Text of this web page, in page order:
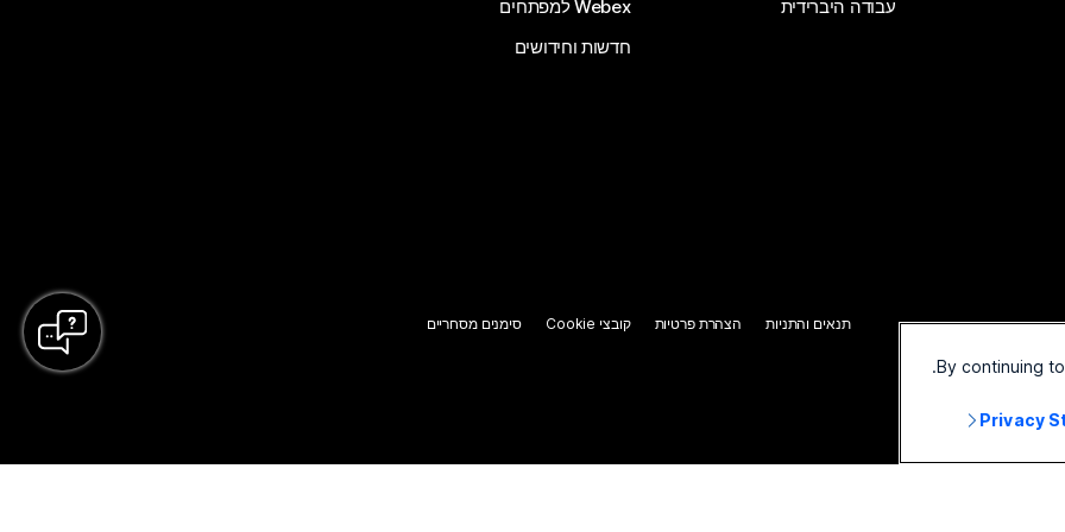
עבודה היברידית
Webex למפתחים
חדשות וחידושים
תנאים והתניות הצהרת פרטיות קובצי Cookie סימנים מסחריים
By continuing
Privacy